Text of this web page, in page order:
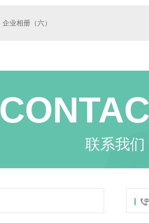
企业相册（六）
联系我们